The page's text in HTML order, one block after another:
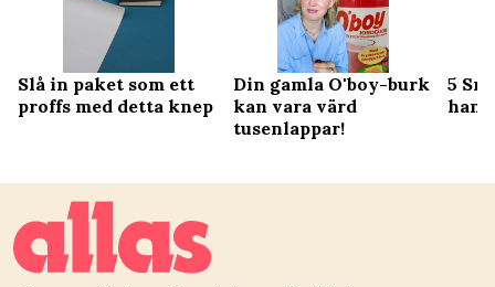
Slå in paket som ett
proffs med detta knep
Din gamla O'boy-burk
kan vara värd
tusenlappar!
5